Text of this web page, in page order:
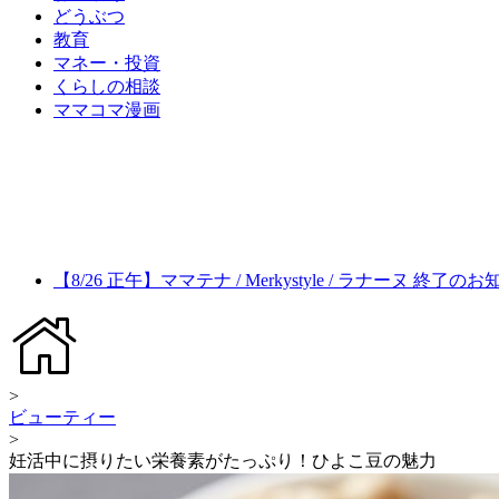
どうぶつ
教育
マネー・投資
くらしの相談
ママコマ漫画
【8/26 正午】ママテナ / Merkystyle / ラナーヌ 終了のお
>
ビューティー
>
妊活中に摂りたい栄養素がたっぷり！ひよこ豆の魅力